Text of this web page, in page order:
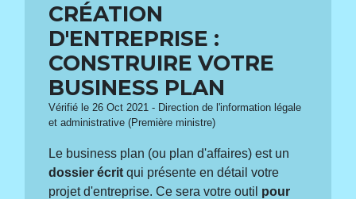
CRÉATION
D'ENTREPRISE :
CONSTRUIRE VOTRE
BUSINESS PLAN
Vérifié le 26 Oct 2021 - Direction de l'information légale
et administrative (Première ministre)
Le business plan (ou plan d'affaires) est un
dossier écritqui présente en détail votre
projet d'entreprise. Ce sera votre outil pour